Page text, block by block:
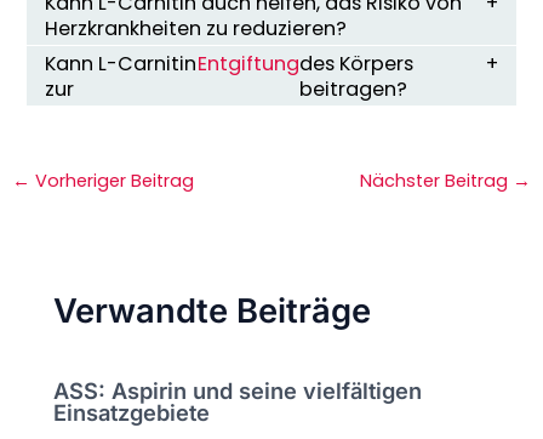
Herzkrankheiten zu reduzieren?
Kann L-Carnitin
zur
Entgiftungdes Körpers
beitragen?
← Vorheriger Beitrag Nächster Beitrag →
Verwandte Beiträge
ASS: Aspirin und seine vielfältigen
Einsatzgebiete